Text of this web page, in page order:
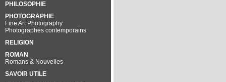
PHILOSOPHIE
PHOTOGRAPHIE
Fine Art Photography
Photographes contemporains
RELIGION
ROMAN
Romans & Nouvelles
SAVOIR UTILE